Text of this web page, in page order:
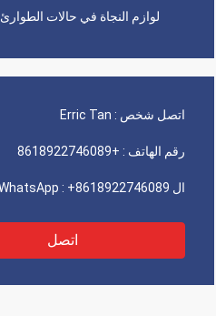
لوازم النجاة في حالات الطوارئ
اتصل شخص : Erric Tan
رقم الهاتف : +8618922746089
ال WhatsApp : +8618922746089
اتصل